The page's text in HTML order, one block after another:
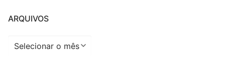
ARQUIVOS
Arquivos